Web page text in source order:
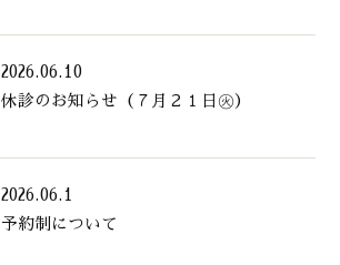
2026.06.10
休診のお知らせ（７月２１日㊋）
2026.06.1
予約制について